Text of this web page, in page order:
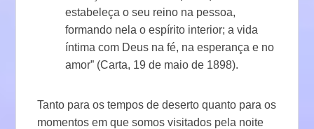
estabeleça o seu reino na pessoa,
formando nela o espírito interior; a vida
íntima com Deus na fé, na esperança e no
amor” (Carta, 19 de maio de 1898).
Tanto para os tempos de deserto quanto para os
momentos em que somos visitados pela noite